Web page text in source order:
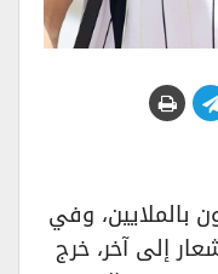
وفي
إلى آخر، خرج